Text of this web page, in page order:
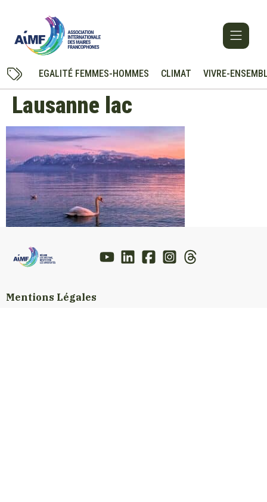
EGALITÉ FEMMES-HOMMES CLIMAT VIVRE-
Lausanne lac
Mentions Légales